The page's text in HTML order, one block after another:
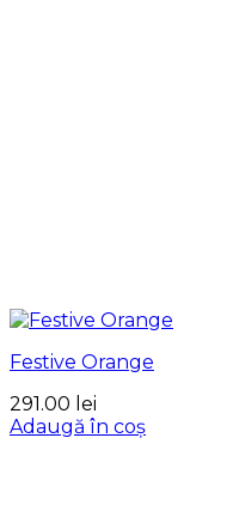
Festive Orange
291.00 lei
Adaugă în coș